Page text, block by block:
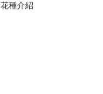
花種介紹